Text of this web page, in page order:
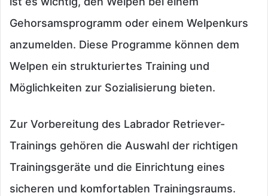
Gehorsamsprogramm oder einem Welpenkurs
anzumelden. Diese Programme können dem
Welpen ein strukturiertes Training und
Möglichkeiten zur Sozialisierung bieten.
Zur Vorbereitung des Labrador Retriever-
Trainings gehören die Auswahl der richtigen
Trainingsgeräte und die Einrichtung eines
sicheren und komfortablen Trainingsraums.